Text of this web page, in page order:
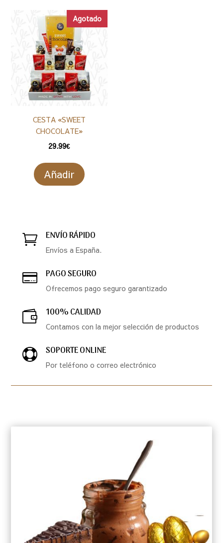
Agotado
CESTA «SWEET
CHOCOLATE»
29.99€
Añadir
 ENVÍO RÁPIDO
Envíos a España.
 PAGO SEGURO
Ofrecemos pago seguro garantizado
 100% CALIDAD
Contamos con la mejor selección de productos
 SOPORTE ONLINE
Por teléfono o correo electrónico